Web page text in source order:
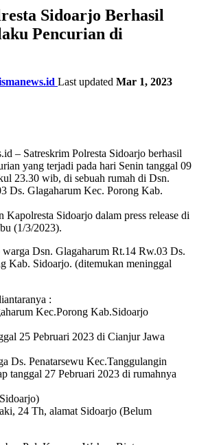
Sidoarjo Berhasil
Pencurian di
Last updated Mar 1, 2023
– Satreskrim Polresta Sidoarjo berhasil
yang terjadi pada hari Senin tanggal 09
23.30 wib, di sebuah rumah di Dsn.
Ds. Glagaharum Kec. Porong Kab.
Kapolresta Sidoarjo dalam press release di
(1/3/2023).
Dsn. Glagaharum Rt.14 Rw.03 Ds.
Kab. Sidoarjo. (ditemukan meninggal
:
Kec.Porong Kab.Sidoarjo
25 Pebruari 2023 di Cianjur Jawa
Ds. Penatarsewu Kec.Tanggulangin
tanggal 27 Pebruari 2023 di rumahnya
24 Th, alamat Sidoarjo (Belum